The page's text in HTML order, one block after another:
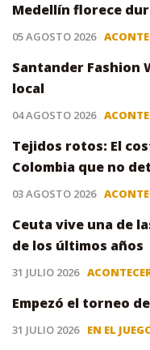
Medellín florece
05 AGOSTO 2026
Santander Fashion
local
04 AGOSTO 2026
Tejidos rotos: El
Colombia que no
03 AGOSTO 2026
Ceuta vive una de
de los últimos años
31 JULIO 2026
Empezó el torneo
31 JULIO 2026 EN EL